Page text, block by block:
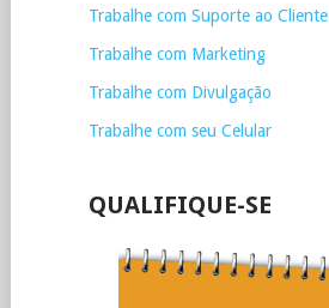
Trabalhe com Suporte ao Cliente
Trabalhe com Marketing
Trabalhe com Divulgação
Trabalhe com seu Celular
QUALIFIQUE-SE